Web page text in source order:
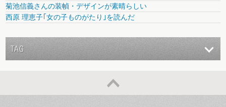
菊池信義さんの装幀・デザインが素晴らしい
西原 理恵子｢女の子ものがたり｣を読んだ
TAG